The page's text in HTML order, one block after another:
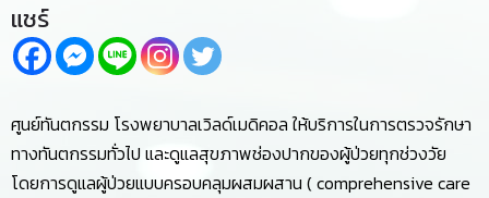
แชร์
ศูนย์ทันตกรรม โรงพยาบาลเวิลด์เมดิคอล ให้บริการในการตรวจรักษา
ทางทันตกรรมทั่วไป และดูแลสุขภาพช่องปากของผู้ป่วยทุกช่วงวัย
โดยการดูแลผู้ป่วยแบบครอบคลุมผสมผสาน ( comprehensive care